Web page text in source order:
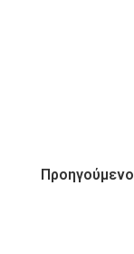
Προηγούμενο